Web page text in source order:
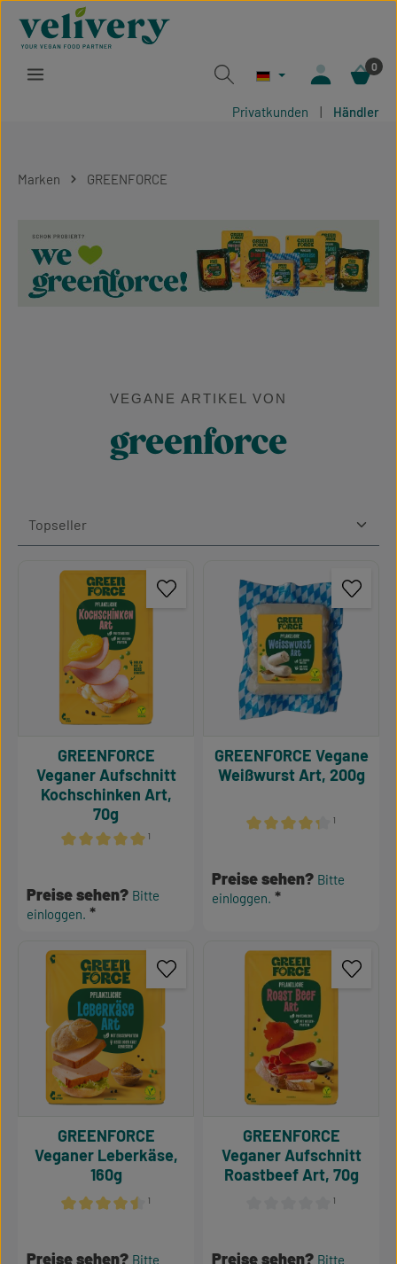
Zum Hauptinhalt springen
0
Privatkunden | Händler
Marken GREENFORCE
VEGANE ARTIKEL VON
greenforce
¹
GREENFORCE
Veganer Aufschnitt
Kochschinken Art,
70g
Preise sehen? Bitte
einloggen.
¹
GREENFORCE Vegane
Weißwurst Art, 200g
Preise sehen? Bitte
einloggen.
¹
GREENFORCE
Veganer Leberkäse,
160g
Preise sehen? Bitte
¹
GREENFORCE
Veganer Aufschnitt
Roastbeef Art, 70g
Preise sehen? Bitte